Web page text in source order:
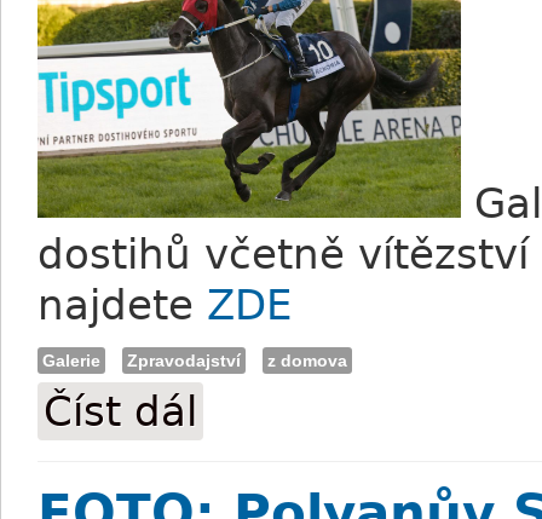
dostihů včetně
najdete ZDE
Galerie Zpravodajství z domova
Číst dál